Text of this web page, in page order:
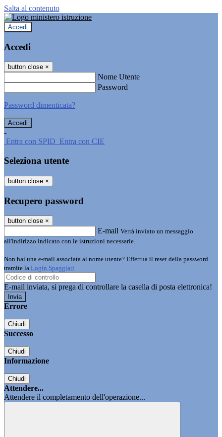
Salta al contenuto
Accedi
Accedi
button close ×
Nome Utente
Password
Password dimenticata?
-
Entra con SPID Entra con CIE
Seleziona utente
button close ×
Recupero password
button close ×
E-mail Verrà inviato un messaggio
all'indirizzo indicato con le istruzioni necessarie.
Non hai una e-mail associata al nome utente? Effettua il reset della password
tramite la Login Spaggiari
E-mail inviata, si prega di controllare la casella di posta elettronica!
Errore
Chiudi
Successo
Chiudi
Informazione
Chiudi
Attendere...
Attendere il completamento dell'operazione...